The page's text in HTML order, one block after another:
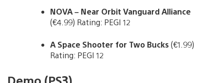
NOVA – Near Orbit Vanguard Alliance
(€4.99) Rating: PEGI 12
A Space Shooter for Two Bucks(€1.99)
Rating: PEGI 12